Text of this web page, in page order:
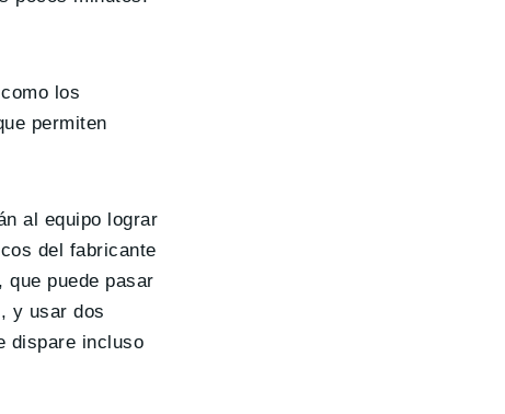
los
permiten
al equipo lograr
del fabricante
puede pasar
y usar dos
dispare incluso